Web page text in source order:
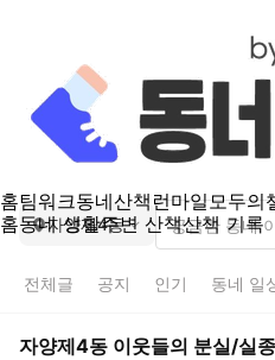
홈팀워크동네산책 런마일모두의
홈동네 생활주변 산책산책 기록
자양제4동
전체글 공지 인기 동네 일
자양제4동 이웃들의 분실/실종